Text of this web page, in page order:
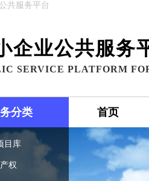
共服务平台
企业公共服务
SERVICE PLATFORM
分类
目库
权
首页